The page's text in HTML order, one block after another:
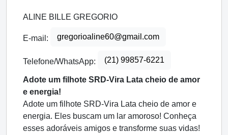
ALINE BILLE GREGORIO
E-mail: gregorioaline60@gmail.com
Telefone/WhatsApp: (21) 99857-6221
Adote um filhote SRD-Vira Lata cheio de amor
e energia!
Adote um filhote SRD-Vira Lata cheio de amor e
energia. Eles buscam um lar amoroso! Conheça
esses adoráveis amigos e transforme suas vidas!